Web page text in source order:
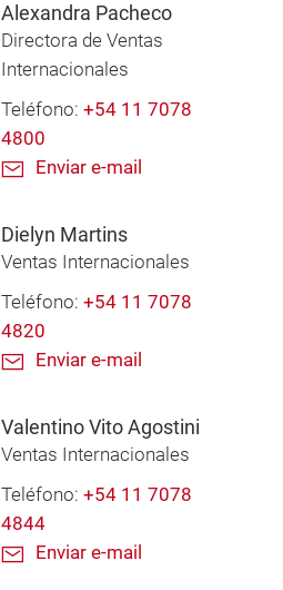
Alexandra Pacheco
Directora de Ventas
Internacionales
Teléfono: +54 11 7078
4800
Enviar e-mail
Dielyn Martins
Ventas Internacionales
Teléfono: +54 11 7078
4820
Enviar e-mail
Valentino Vito Agostini
Ventas Internacionales
Teléfono: +54 11 7078
4844
Enviar e-mail